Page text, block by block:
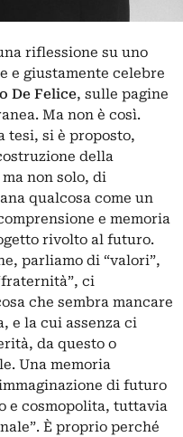
riflessione su uno
e giustamente celebre
De Felice, sulle pagine
Ma non è così.
tesi, si è proposto,
della
non solo, di
qualcosa come un
e memoria
rivolto al futuro.
parliamo di “valori”,
ci
che sembra mancare
e la cui assenza ci
da questo o
Una memoria
di futuro
e cosmopolita, tuttavia
È proprio perché